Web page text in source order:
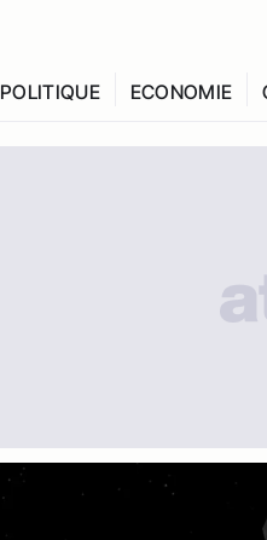
POLITIQUE ECONOMIE